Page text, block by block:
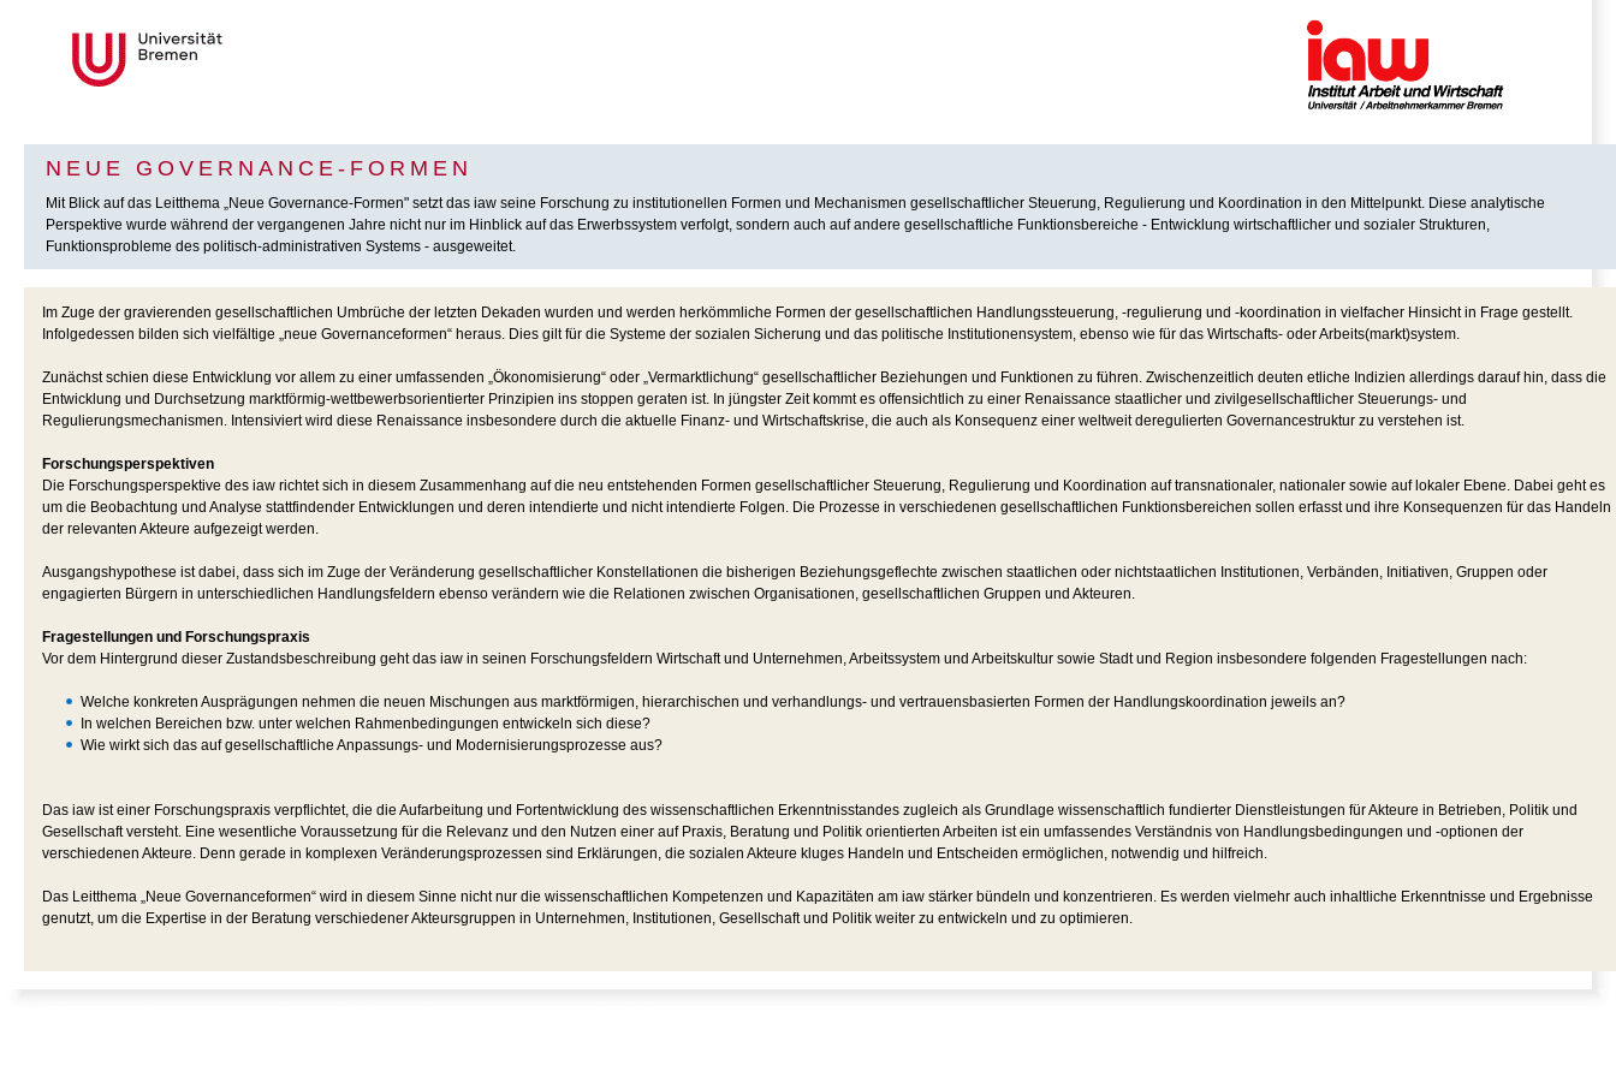
NEUE GOVERNANCE-FORMEN
Mit Blick auf das Leitthema „Neue Governance-Formen" setzt das iaw seine Forschung zu institutionellen Formen und Mechanismen gesellschaftlicher Steuerung, Regulierung und Koordination in den Mittelpunkt. Diese analytische
Perspektive wurde während der vergangenen Jahre nicht nur im Hinblick auf das Erwerbssystem verfolgt, sondern auch auf andere gesellschaftliche Funktionsbereiche - Entwicklung wirtschaftlicher und sozialer Strukturen,
Funktionsprobleme des politisch-administrativen Systems - ausgeweitet.
Im Zuge der gravierenden gesellschaftlichen Umbrüche der letzten Dekaden wurden und werden herkömmliche Formen der gesellschaftlichen Handlungssteuerung, -regulierung und -koordination in vielfacher Hinsicht in Frage gestellt.
Infolgedessen bilden sich vielfältige „neue Governanceformen“ heraus. Dies gilt für die Systeme der sozialen Sicherung und das politische Institutionensystem, ebenso wie für das Wirtschafts- oder Arbeits(markt)system.
Zunächst schien diese Entwicklung vor allem zu einer umfassenden „Ökonomisierung“ oder „Vermarktlichung“ gesellschaftlicher Beziehungen und Funktionen zu führen. Zwischenzeitlich deuten etliche Indizien allerdings darauf hin, dass die
Entwicklung und Durchsetzung marktförmig-wettbewerbsorientierter Prinzipien ins stoppen geraten ist. In jüngster Zeit kommt es offensichtlich zu einer Renaissance staatlicher und zivilgesellschaftlicher Steuerungs- und
Regulierungsmechanismen. Intensiviert wird diese Renaissance insbesondere durch die aktuelle Finanz- und Wirtschaftskrise, die auch als Konsequenz einer weltweit deregulierten Governancestruktur zu verstehen ist.
Forschungsperspektiven
Die Forschungsperspektive des iaw richtet sich in diesem Zusammenhang auf die neu entstehenden Formen gesellschaftlicher Steuerung, Regulierung und Koordination auf transnationaler, nationaler sowie auf lokaler Ebene. Dabei geht es
um die Beobachtung und Analyse stattfindender Entwicklungen und deren intendierte und nicht intendierte Folgen. Die Prozesse in verschiedenen gesellschaftlichen Funktionsbereichen sollen erfasst und ihre Konsequenzen für das Handeln
der relevanten Akteure aufgezeigt werden.
Ausgangshypothese ist dabei, dass sich im Zuge der Veränderung gesellschaftlicher Konstellationen die bisherigen Beziehungsgeflechte zwischen staatlichen oder nichtstaatlichen Institutionen, Verbänden, Initiativen, Gruppen oder
engagierten Bürgern in unterschiedlichen Handlungsfeldern ebenso verändern wie die Relationen zwischen Organisationen, gesellschaftlichen Gruppen und Akteuren.
Fragestellungen und Forschungspraxis
Vor dem Hintergrund dieser Zustandsbeschreibung geht das iaw in seinen Forschungsfeldern Wirtschaft und Unternehmen, Arbeitssystem und Arbeitskultur sowie Stadt und Region insbesondere folgenden Fragestellungen nach:
Welche konkreten Ausprägungen nehmen die neuen Mischungen aus marktförmigen, hierarchischen und verhandlungs- und vertrauensbasierten Formen der Handlungskoordination jeweils an?
In welchen Bereichen bzw. unter welchen Rahmenbedingungen entwickeln sich diese?
Wie wirkt sich das auf gesellschaftliche Anpassungs- und Modernisierungsprozesse aus?
Das iaw ist einer Forschungspraxis verpflichtet, die die Aufarbeitung und Fortentwicklung des wissenschaftlichen Erkenntnisstandes zugleich als Grundlage wissenschaftlich fundierter Dienstleistungen für Akteure in Betrieben, Politik und
Gesellschaft versteht. Eine wesentliche Voraussetzung für die Relevanz und den Nutzen einer auf Praxis, Beratung und Politik orientierten Arbeiten ist ein umfassendes Verständnis von Handlungsbedingungen und -optionen der
verschiedenen Akteure. Denn gerade in komplexen Veränderungsprozessen sind Erklärungen, die sozialen Akteure kluges Handeln und Entscheiden ermöglichen, notwendig und hilfreich.
Das Leitthema „Neue Governanceformen“ wird in diesem Sinne nicht nur die wissenschaftlichen Kompetenzen und Kapazitäten am iaw stärker bündeln und konzentrieren. Es werden vielmehr auch inhaltliche Erkenntnisse und Ergebnisse
genutzt, um die Expertise in der Beratung verschiedener Akteursgruppen in Unternehmen, Institutionen, Gesellschaft und Politik weiter zu entwickeln und zu optimieren.